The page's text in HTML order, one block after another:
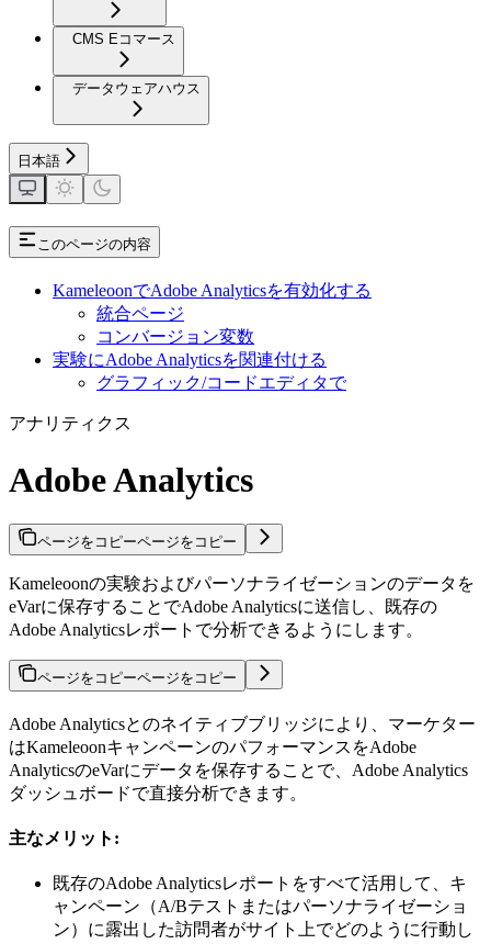
CMS Eコマース
データウェアハウス
日本語
このページの内容
KameleoonでAdobe Analyticsを有効化する
統合ページ
コンバージョン変数
実験にAdobe Analyticsを関連付ける
グラフィック/コードエディタで
アナリティクス
Adobe Analytics
ページをコピーページをコピー
Kameleoonの実験およびパーソナライゼーションのデータを
eVarに保存することでAdobe Analyticsに送信し、既存の
Adobe Analyticsレポートで分析できるようにします。
ページをコピーページをコピー
Adobe Analyticsとのネイティブブリッジにより、マーケター
はKameleoonキャンペーンのパフォーマンスをAdobe
AnalyticsのeVarにデータを保存することで、Adobe Analytics
ダッシュボードで直接分析できます。
主なメリット:
既存のAdobe Analyticsレポートをすべて活用して、キ
ャンペーン（A/Bテストまたはパーソナライゼーショ
ン）に露出した訪問者がサイト上でどのように行動し